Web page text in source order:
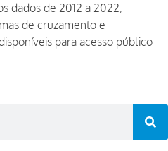
dados de 2012 a 2022,
de cruzamento e
para acesso público